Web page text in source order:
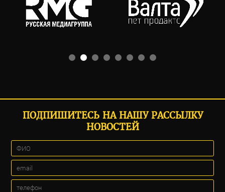
ПОДПИШИТЕСЬ НА НАШУ РАССЫЛКУ
НОВОСТЕЙ